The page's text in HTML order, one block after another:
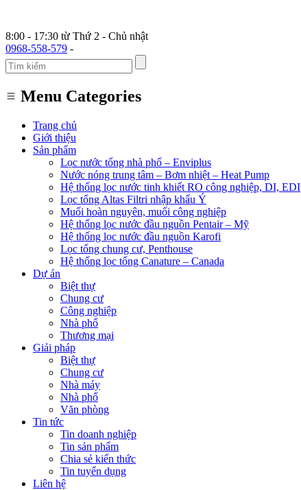
8:00 - 17:30 từ Thứ 2 - Chủ nhật
0968-558-579 -
Menu Categories
Trang chủ
Giới thiệu
Sản phẩm
Lọc nước tổng nhà phố – Enviplus
Nước nóng trung tâm – Bơm nhiệt – Heat Pump
Hệ thống lọc nước tinh khiết RO công nghiệp, DI, EDI
Lọc tổng Altas Filtri nhập khẩu Ý
Muối hoàn nguyên, muối công nghiệp
Hệ thống lọc nước đầu nguồn Pentair – Mỹ
Hệ thống lọc nước đầu nguồn Karofi
Lọc tổng chung cư, Penthouse
Hệ thống lọc tổng Canature – Canada
Dự án
Biệt thự
Chung cư
Công nghiệp
Nhà phố
Thương mại
Giải pháp
Biệt thự
Chung cư
Nhà máy
Nhà phố
Văn phòng
Tin tức
Tin doanh nghiệp
Tin sản phẩm
Chia sẻ kiến thức
Tin tuyển dụng
Liên hệ